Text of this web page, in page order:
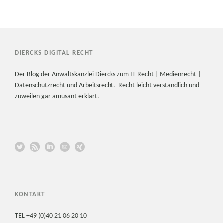
DIERCKS DIGITAL RECHT
Der Blog der Anwaltskanzlei Diercks zum IT-Recht | Medienrecht |
Datenschutzrecht und Arbeitsrecht. Recht leicht verständlich und
zuweilen gar amüsant erklärt.
KONTAKT
TEL +49 (0)40 21 06 20 10